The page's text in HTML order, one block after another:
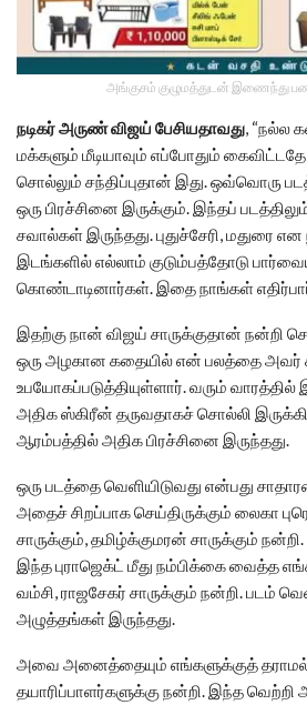
அங்குசம் குழுமத்துடன் இணைந்து
நடிகர் அருண் விஜய் பேசியதாவது, “நல்ல
மக்களும் மீடியாவும் எப்போதும்
சொல்லும் சந்திப்புதான் இது. ஒவ்வொரு
ஒரு பிரச்சினை இருக்கும். இந்தப்
சவால்கள் இருந்தது. புதுச்சேரி, மதுரை
இடங்களில் எல்லாம் குடும்பத்தோடு
கொண்டாடினார்கள். இதை நாங்கள்
இதற்கு நான் விஜய் சாருக்குதான் நன்றி
ஒரு அழகான கதையில் என் பலத்தை அவர்
உபயோகப்படுத்தியுள்ளார். வரும்
அதிக ஸ்கிரீன் தருவதாகச் சொல்லி
ஆரம்பத்தில் அதிக பிரச்சினை இருந்தது.
ஒரு படத்தை வெளியிடுவது என்பது
அதைச் சிறப்பாக செய்திருக்கும் லைகா
சாருக்கும், தமிழ்க்குமரன் சாருக்கும்
இந்த புராஜெக்ட் மீது நம்பிக்கை வைத்த
வம்சி, ராஜசேகர் சாருக்கும் நன்றி. படம்
அழுத்தங்கள் இருந்தது.
அவை அனைத்தையும் எங்களுக்குத்
தயாரிப்பாளர்களுக்கு நன்றி. இந்த